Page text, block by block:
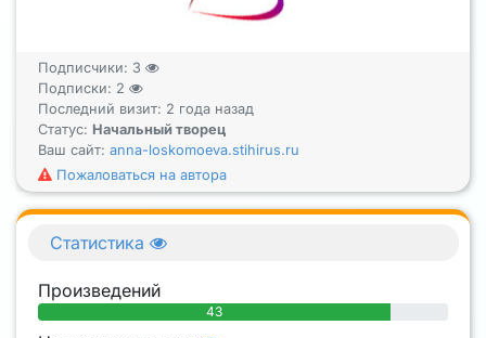
Подписчики: 3
Подписки: 2
Последний визит: 2 года назад
Статус: Начальный творец
Ваш сайт: anna-loskomoeva.stihirus.ru
Пожаловаться на автора
Статистика
Произведений
43